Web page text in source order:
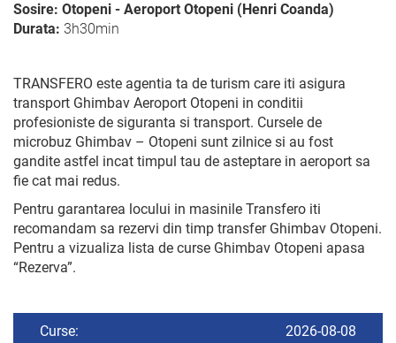
Sosire: Otopeni - Aeroport Otopeni (Henri Coanda)
Durata: 3h30min
TRANSFERO este agentia ta de turism care iti asigura
transport Ghimbav Aeroport Otopeni in conditii
profesioniste de siguranta si transport. Cursele de
microbuz Ghimbav – Otopeni sunt zilnice si au fost
gandite astfel incat timpul tau de asteptare in aeroport sa
fie cat mai redus.
Pentru garantarea locului in masinile Transfero iti
recomandam sa rezervi din timp transfer Ghimbav Otopeni.
Pentru a vizualiza lista de curse Ghimbav Otopeni apasa
“Rezerva”.
Curse: 2026-08-08